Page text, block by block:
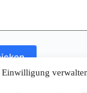
Einwilligung